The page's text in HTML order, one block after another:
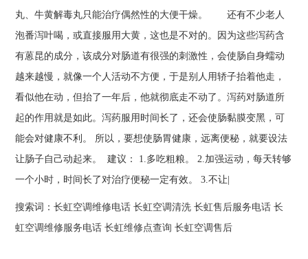
丸、牛黄解毒丸只能治疗偶然性的大便干燥。 还有不少老人
泡番泻叶喝，或直接服用大黄，这也是不对的。因为这些泻药含
有蒽昆的成分，该成分对肠道有很强的刺激性，会使肠自身蠕动
越来越慢，就像一个人活动不方便，于是别人用轿子抬着他走，
看似他在动，但抬了一年后，他就彻底走不动了。泻药对肠道所
起的作用就是如此。泻药服用时间长了，还会使肠黏膜变黑，可
能会对健康不利。 所以，要想使肠胃健康，远离便秘，就要设法
让肠子自己动起来。 建议： 1.多吃粗粮。 2.加强运动，每天转够
一个小时，时间长了对治疗便秘一定有效。 3.不让|
搜索词：长虹空调维修电话 长虹空调清洗 长虹售后服务电话 长
虹空调维修服务电话 长虹维修点查询 长虹空调售后